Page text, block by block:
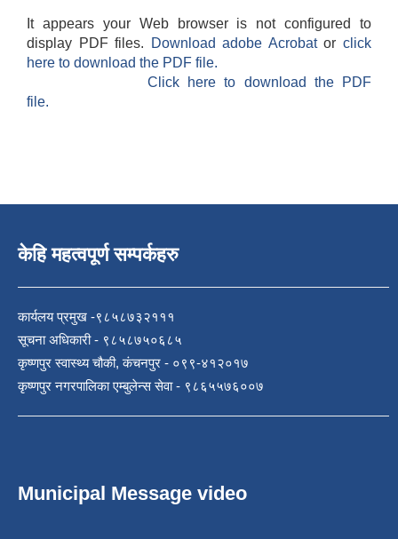
It appears your Web browser is not configured to
display PDF files.
Download adobe Acrobatorclick
here to download the PDF file.
Click here to download the PDF
file.
केहि महत्वपूर्ण सम्पर्कहरु
कार्यलय प्रमुख -९८५८७३२१११
सूचना अधिकारी - ९८५८७५०६८५
कृष्णपुर स्वास्थ्य चौकी, कंचनपुर - ०९९-४१२०१७
कृष्णपुर नगरपालिका एम्बुलेन्स सेवा - ९८६५५७६००७
Municipal Message video